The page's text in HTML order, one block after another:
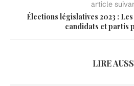
article
Élections législatives 2023 :
candidats et partis
LIRE